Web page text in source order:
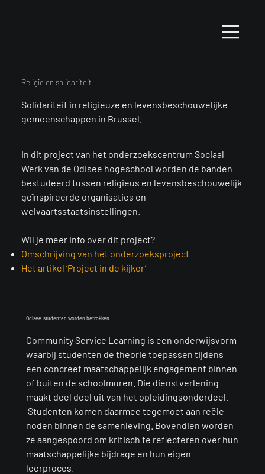
Religie en solidariteit
Solidariteit in religieuze en levensbeschouwelijke
gemeenschappen in Brussel.
In dit project van het onderzoekscentrum Sociaal
Werk van de Odisee hogeschool worden de banden
bestudeerd tussen religieus en levensbeschouwelijk
geïnspireerde organisaties en
welvaartsstaatsinstellingen.
Wil je meer info over dit project?​
Omschrijving van het onderzoeksproject
Het artikel ‘Project in de kijker’
Odisee-studenten worden betrokken​
Community Service Learning is een onderwijsvorm
waarbij studenten de theorie toepassen tijdens
een concreet maatschappelijk engagement binnen
of buiten de schoolmuren. Die dienstverlening
maakt deel deel uit van het opleidingsonderdeel.
Studenten komen daarmee tegemoet aan reële
noden binnen de samenleving. Bovendien worden
ze aangespoord om kritisch te reflecteren over hun
maatschappelijke bijdrage en hun eigen
leerproces.